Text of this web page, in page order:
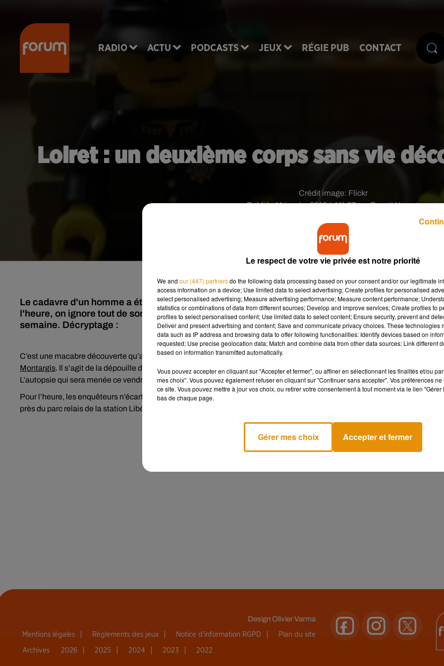
RADIO ACTU PODCASTS JEUX RÉGIE PUB CONTACT
Loiret : un deuxième corps sans vie
Publié : 11 janvier 2018 à 11h37 par Benoit Hanrot
Crédit image: Flickr
Le cadavre d'un homme a été retrouvé par un passant, ce mercredi après-midi à Montargis. Pour
l'heure, on ignore tout de son identité et de son âge. Une autopsie est prévue d'ici la fin de la
semaine. Décryptage :
C’est une macabre découverte qu’a réalisé un individu qui se baladait hier aux alentours de 15h le long du lac des Closiers,
Montargis. Il s’agit de la dépouille d’un homme. Il pourrait s’agir d’une personne déclarée disparue depuis début janvier.
L’autopsie qui sera menée ce vendredi devra en dire plus.
Pour l’heure, les enquêteurs n’écartent aucune piste. C’est le
près du parc relais de la station Libération à
DesignOlivier Varma
Mentions légales Règlements des jeux Notice d’information RGPD Plan du site
Archives 2026 2025 2024 2023 2022
Le respect de votre vie privée est notre priorité
We and our (447) partnersdo the following data processing based on your consent and/or our legitimate
access information on a device; Use limited data to select advertising; Create profiles for personalised
select personalised advertising; Measure advertising performance; Measure content performance;
statistics or combinations of data from different sources; Develop and improve services; Create profiles to
profiles to select personalised content; Use limited data to select content; Ensure security, prevent and
Deliver and present advertising and content; Save and communicate privacy choices. These technologies
data such as IP address and browsing data to offer following functionalities: Identify devices based on
requested; Use precise geolocation data; Match and combine data from other data sources; Link different
based on information transmitted automatically.
Vous pouvez accepter en cliquant sur "Accepter et fermer", ou affiner en sélectionnant les finalités et/ou
mes choix". Vous pouvez également refuser en cliquant sur "Continuer sans accepter". Vos préférences
ce site. Vous pouvez mettre à jour vos choix, ou retirer votre consentement à tout moment via le lien
bas de chaque page.
Gérer mes choix Accepter et fermer